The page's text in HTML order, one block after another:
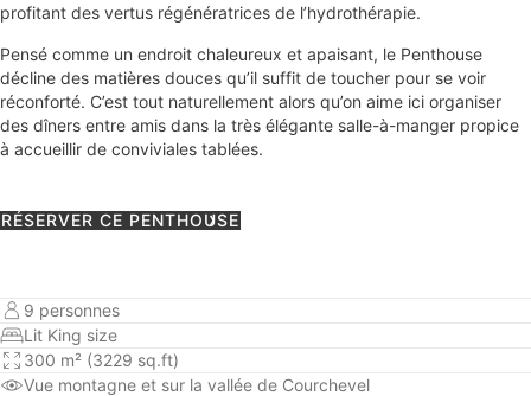
profitant des vertus régénératrices de l’hydrothérapie.
Pensé comme un endroit chaleureux et apaisant, le Penthouse
décline des matières douces qu’il suffit de toucher pour se voir
réconforté. C’est tout naturellement alors qu’on aime ici organiser
des dîners entre amis dans la très élégante salle-à-manger propice
à accueillir de conviviales tablées.
RÉSERVER CE PENTHOUSE
9 personnes
Lit King size
300 m² (3229 sq.ft)
Vue montagne et sur la vallée de Courchevel